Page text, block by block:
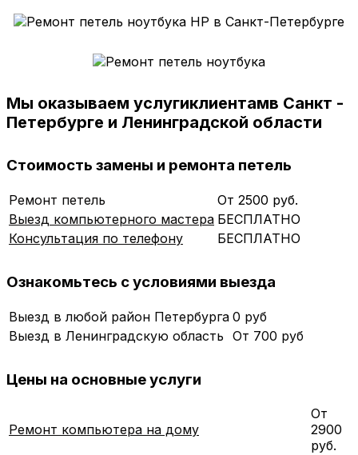
Мы оказываем услугиклиентамв Санкт -
Петербурге и Ленинградской области
Стоимость замены и ремонта петель
Ремонт петель
От 2500 руб.
Выезд компьютерного мастера БЕСПЛАТНО
Консультация по телефону
БЕСПЛАТНО
Ознакомьтесь с условиями выезда
Выезд в любой район Петербурга 0 руб
Выезд в Ленинградскую область От 700 руб
Цены на основные услуги
Ремонт компьютера на дому
От
2900
руб.